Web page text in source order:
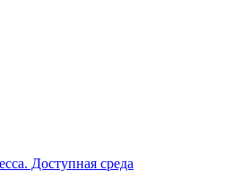
Доступная среда